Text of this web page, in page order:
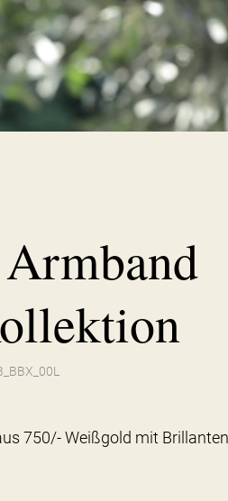
750/- Weißgold mit Brillanten